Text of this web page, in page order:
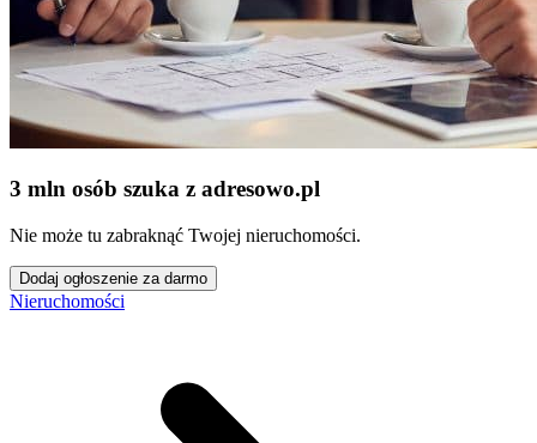
3 mln osób szuka z adresowo.pl
Nie może tu zabraknąć Twojej nieruchomości.
Dodaj ogłoszenie za darmo
Nieruchomości